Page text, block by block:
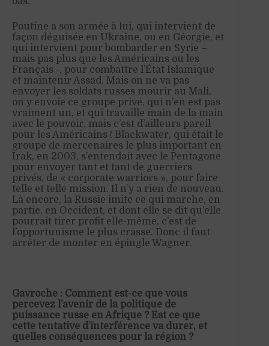
Poutine a son armée à lui, qui intervient de
façon déguisée en Ukraine, ou en Géorgie, et
qui intervient pour bombarder en Syrie –
mais pas plus que les Américains ou les
Français -, pour combattre l’État Islamique
et maintenir Assad. Mais on ne va pas
envoyer les soldats russes mourir au Mali,
on y envoie ce groupe privé, qui n’en est pas
vraiment un, et qui travaille main de la main
avec le pouvoir, mais c’est d’ailleurs pareil
pour lesAméricains ! Blackwater, qui était le
groupe de mercenaires le plus important en
Irak, en 2003, s’entendait avec le Pentagone
pour envoyer tant et tant de guerriers
privés, de « corporate warriors », pour faire
telle et telle mission. Il n’y a rien de nouveau.
Là encore, la Russie imite ce qui marche, en
partie, en Occident, et dont elle se dit qu’elle
pourrait tirer profit elle-même, c’est de
l’opportunisme le plus crasse. Donc il faut
arrêter de monter en épingle Wagner.
Gavroche : Comment est-ce que vous
percevez l’avenir de la politique de
puissance russe en Afrique ? Est ce que
cette tentative d’interférence va durer, et
quelles conséquences pour la région ?